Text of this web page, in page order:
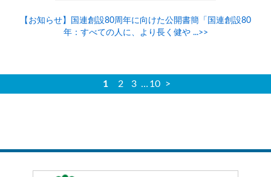
【お知らせ】国連創設80周年に向けた公開書簡「国連創設80
年：すべての人に、より長く健や ...>>
1 2 3 … 10 >